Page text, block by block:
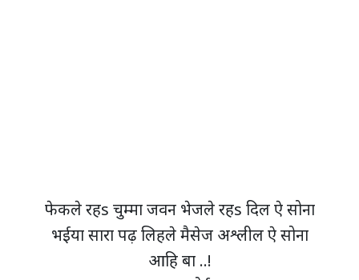
फेकले रहs चुम्मा जवन भेजले रहs दिल ऐ सोना
भईया सारा पढ़ लिहले मैसेज अश्लील ऐ सोना
आहि बा ..!